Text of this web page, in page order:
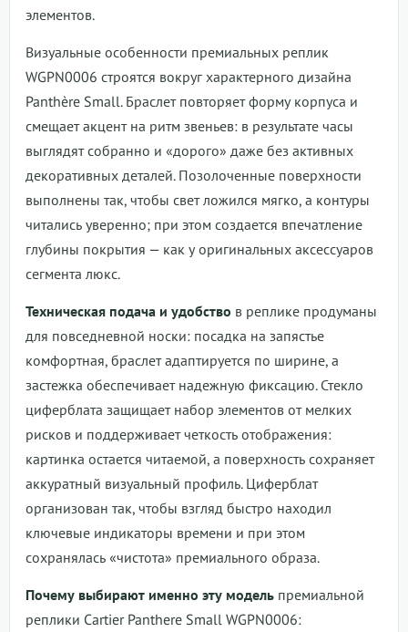
элементов.
Визуальные особенности премиальных реплик
WGPN0006 строятся вокруг характерного дизайна
Panthère Small. Браслет повторяет форму корпуса и
смещает акцент на ритм звеньев: в результате часы
выглядят собранно и «дорого» даже без активных
декоративных деталей. Позолоченные поверхности
выполнены так, чтобы свет ложился мягко, а контуры
читались уверенно; при этом создается впечатление
глубины покрытия — как у оригинальных аксессуаров
сегмента люкс.
Техническая подача и удобство в реплике продуманы
для повседневной носки: посадка на запястье
комфортная, браслет адаптируется по ширине, а
застежка обеспечивает надежную фиксацию. Стекло
циферблата защищает набор элементов от мелких
рисков и поддерживает четкость отображения:
картинка остается читаемой, а поверхность сохраняет
аккуратный визуальный профиль. Циферблат
организован так, чтобы взгляд быстро находил
ключевые индикаторы времени и при этом
сохранялась «чистота» премиального образа.
Почему выбирают именно эту модель премиальной
реплики Cartier Panthere Small WGPN0006: